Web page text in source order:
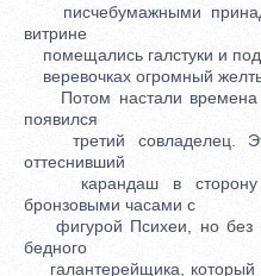
писчебумажными
витрине
помещались галстуки и
веревочках огромный
Потом настали времена
появился
третий совладелец.
оттеснивший
карандаш в сторону
бронзовыми часами с
фигурой Психеи, но без
бедного
галантерейщика, который